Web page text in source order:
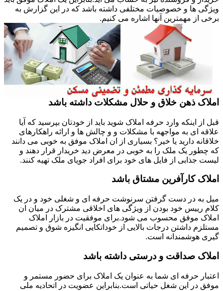
ویژگی ها و خصوصیات مختلفی داشته باشد که در این گزارش به
برخی از مهمترین آنها اشاره می کنیم.
املاک ذهن خلاق و حلال مشکلات داشته باشد
قبل از اینکه وارد حرفه املاک شوید باید از خودتان بپرسید که آیا
علاقه ای به مواجهه با مشکلات و و چالش ها و ارائه راهکارهای
خلاقانه دارید یا خیر؟ بسیاری از ان املاک موفق به خوبی می دانند
که چطور یک ملک را به خوبی در معرض دید خریدار قرار دهند و
لیست جذابی از فایل های خود برای افراد جویای ملک تهیه کنند.
املاک کارآفرین مشتاق باشد
میل به در دست گرفتن سرنوشت حرفه ای و شغلی خود و در یک
کلام رییس خود بودن از ویژگی های اخلاقی مشترک در میان ان
املاک موفق محسوب می شود.برای موفقیت در بازار املاک
مستلزم داشتن درجات بالایی از خوداتکایی انگیزه شوق و تصمیم
گیری هوشمندانه است.
املاک صداقت و درستی داشته باشد
اعتبار حرفه ای شما به عنوان یک املاک برای حضور مستمر و
موفق در این شغل حیاتی است.بنابراین عضویت در اتحادیه ملی